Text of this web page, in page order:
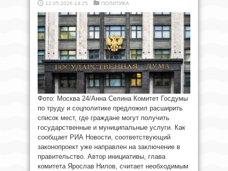
12.05.2026 14:25 ПОЛИТИКА
Фото: Москва 24/Анна Селина Комитет Госдумы
по труду и соцполитике предложил расширить
список мест, где граждане могут получить
государственные и муниципальные услуги. Как
сообщает РИА Новости, соответствующий
законопроект уже направлен на заключение в
правительство. Автор инициативы, глава
комитета Ярослав Нилов, считает необходимым